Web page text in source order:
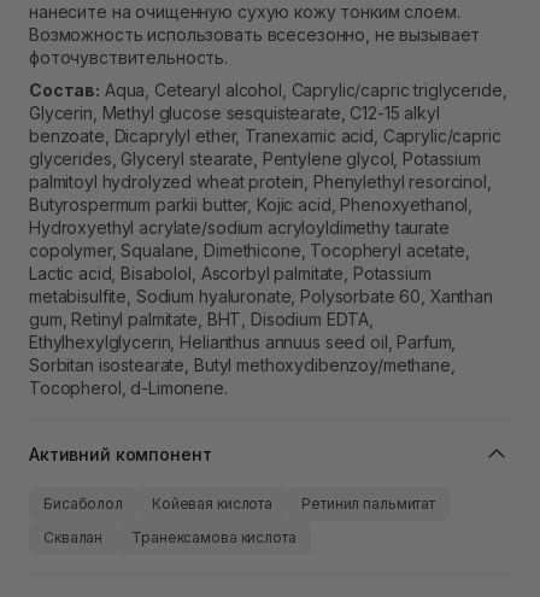
нанесите на очищенную сухую кожу тонким слоем.
Возможность использовать всесезонно, не вызывает
фоточувствительность.
Состав: Aqua, Cetearyl alcohol, Caprylic/capric triglyceride,
Glycerin, Methyl glucose sesquistearate, C12-15 alkyl
benzoate, Dicaprylyl ether, Tranexamic acid, Caprylic/capric
glycerides, Glyceryl stearate, Pentylene glycol, Potassium
palmitoyl hydrolyzed wheat protein, Phenylethyl resorcinol,
Butyrospermum parkii butter, Kojic acid, Phenoxyethanol,
Hydroxyethyl acrylate/sodium acryloyldimethy taurate
copolymer, Squalane, Dimethicone, Tocopheryl acetate,
Lactic acid, Bisabolol, Ascorbyl palmitate, Potassium
metabisulfite, Sodium hyaluronate, Polysorbate 60, Xanthan
gum, Retinyl palmitate, BHT, Disodium EDTA,
Ethylhexylglycerin, Helianthus annuus seed oil, Parfum,
Sorbitan isostearate, Butyl methoxydibenzoy/methane,
Tocopherol, d-Limonene.
Активний компонент
Бисаболол Койевая кислота
Ретинил пальмитат
Сквалан
Транексамова кислота